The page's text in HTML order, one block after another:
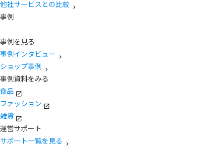
他社サービスとの比較
事例
事例を見る
事例インタビュー
ショップ事例
事例資料をみる
食品
ファッション
雑貨
運営サポート
サポート一覧を見る